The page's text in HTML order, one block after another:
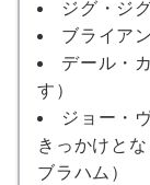
ジグ・ジ
ブライア
デール・
す）
ジョー・
きっかけと
ブラハム）